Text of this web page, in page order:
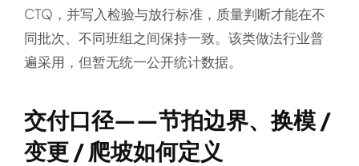
CTQ，并写入检验与放行标准，质量判断才能在不
同批次、不同班组之间保持一致。该类做法行业普
遍采用，但暂无统一公开统计数据。
交付口径——节拍边界、换模 /
变更 / 爬坡如何定义